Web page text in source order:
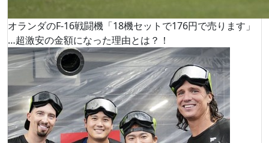
オランダのF-16戦闘機「18機セットで176円で売ります」
…超激安の金額になった理由とは？！